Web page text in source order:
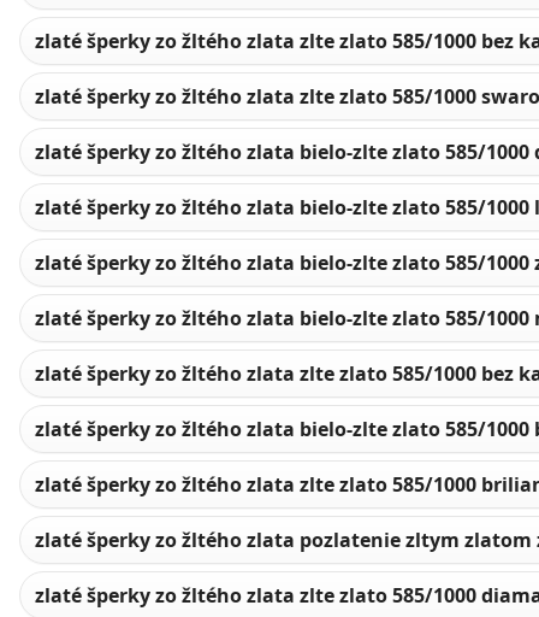
zlaté šperky zo žltého zlata zlte zlato 585/1000 bez
zlaté šperky zo žltého zlata zlte zlato 585/1000
zlaté šperky zo žltého zlata bielo-zlte zlato 585/
zlaté šperky zo žltého zlata bielo-zlte zlato 585/
zlaté šperky zo žltého zlata bielo-zlte zlato 585/1000
zlaté šperky zo žltého zlata bielo-zlte zlato 585/
zlaté šperky zo žltého zlata zlte zlato 585/1000 bez
zlaté šperky zo žltého zlata bielo-zlte zlato 585/1000
zlaté šperky zo žltého zlata zlte zlato 585/1000
zlaté šperky zo žltého zlata pozlatenie zltym zlatom
zlaté šperky zo žltého zlata zlte zlato 585/1000